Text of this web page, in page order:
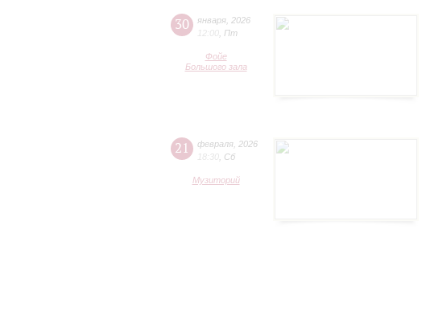
30 января 2026
Пт
Фойе
Большого зала
21 февраля 2026
18:30
Сб
Музиторий